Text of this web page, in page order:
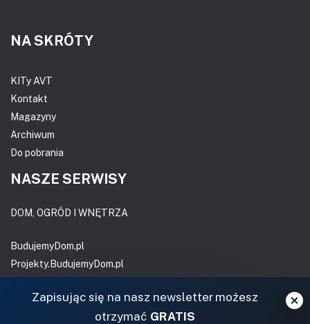
NA SKRÓTY
KITy AVT
Kontakt
Magazyny
Archiwum
Do pobrania
NASZE SERWISY
DOM, OGRÓD I WNĘTRZA
BudujemyDom.pl
Projekty.BudujemyDom.pl
Informator Budownictwa
Zapisując się na nasz newsletter możesz
otrzymać GRATIS